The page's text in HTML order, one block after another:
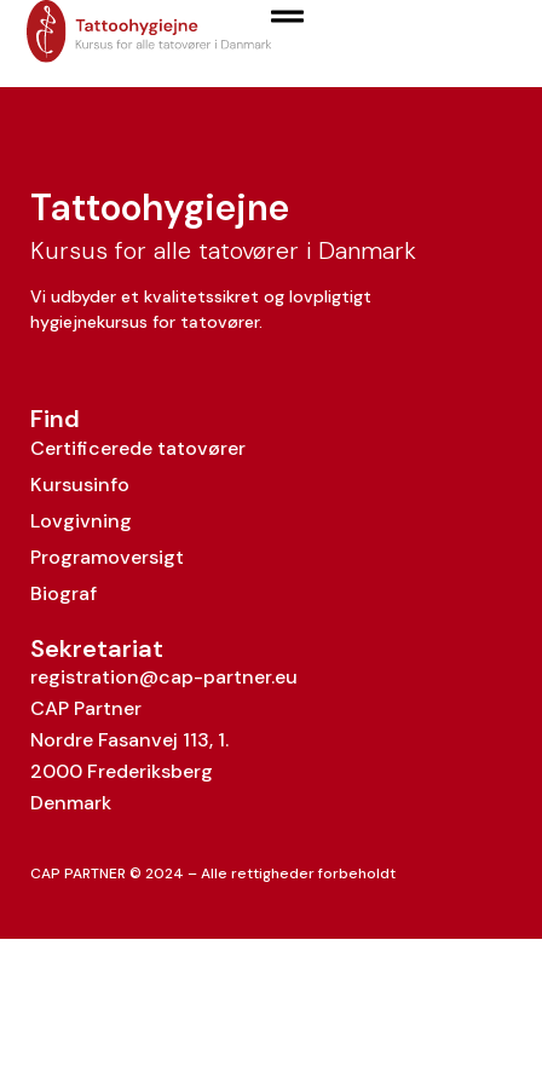
Isabella Bernardini
Tattoohygiejne
Kursus for alle tatovører i Danmark
Vi udbyder et kvalitetssikret og lovpligtigt
hygiejnekursus for tatovører.
Find
Certificerede tatovører
Kursusinfo
Lovgivning
Programoversigt
Biograf
Sekretariat
registration@cap-partner.eu
CAP Partner
Nordre Fasanvej 113, 1.
2000 Frederiksberg
Denmark
CAP PARTNER © 2024 – Alle rettigheder forbeholdt